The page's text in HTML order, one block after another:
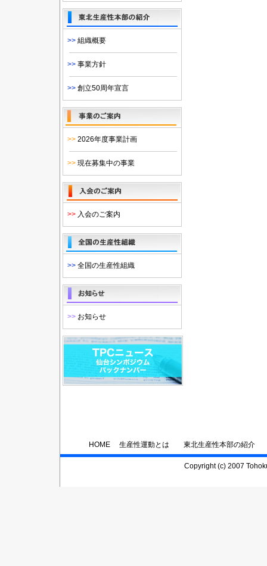
>> 組織概要
>> 事業方針
>> 創立50周年宣言
>> 2026年度事業計画
>> 現在募集中の事業
>> 入会のご案内
>> 全国の生産性組織
>> お知らせ
HOME 生産性運動とは 東北生産性本部の紹介
Copyright (c) 2007